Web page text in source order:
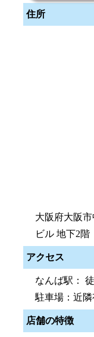
住所
大阪府大阪
ビル 地下2階
アクセス
なんば駅：
駐車場：近
店舗の特徴